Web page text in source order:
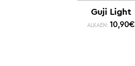
Guji Light
ALKAEN: 10,90€